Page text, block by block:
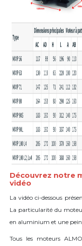
Découvrez notre
vidéo
La vidéo ci-dessous
La particularité du
en aluminium et une
Tous les moteurs